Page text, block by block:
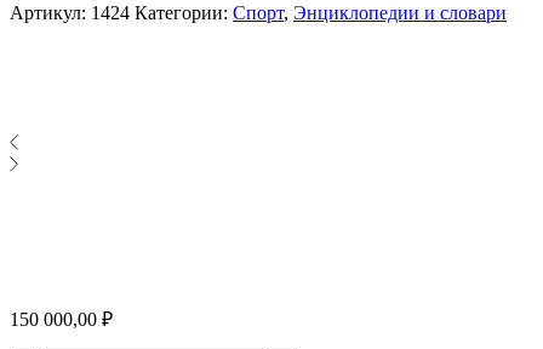
Артикул: 1424 Категории: Спорт, Энциклопедии и словари
150 000,00 ₽